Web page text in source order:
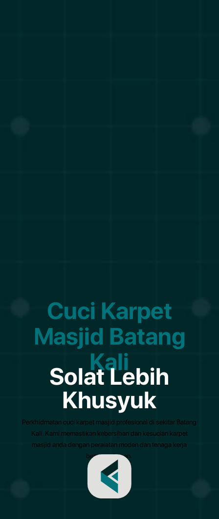
Cuci Karpet
Masjid Batang
Kali
Solat Lebih
Khusyuk
Perkhidmatan cuci karpet masjid profesional di sekitar Batang
Kali. Kami memastikan kebersihan dan kesucian karpet
masjid anda dengan peralatan moden dan tenaga kerja
berpengalaman.